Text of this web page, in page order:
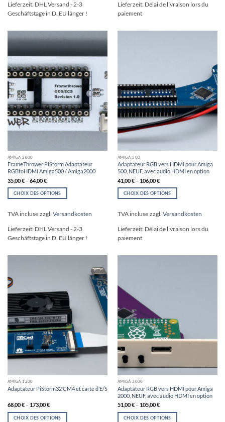
plusieurs
variations.
options
peuvent
choisies
sur
la
page
du
produit
Lieferzeit: DHL Versand - 2-3
Geschäftstage in D, EU länger !
plusieurs
variations.
options
du
produit
Lieferzeit: Délai de livraison lors du
paiement
AMIGA 2000
FrameThrower PiStorm Adaptateur
RGBtoHDMI Amiga500 / Amiga2000
35,00€–64,00€
CHOIX DES OPTIONS
produit
plusieurs
variations.
options
choisies
sur
la
page
du
produit
TVA incluse zzgl. Versandkosten
Lieferzeit: DHL Versand - 2-3
Geschäftstage in D, EU länger !
AMIGA 500
Adaptateur RGB vers HDMI pour Amiga
500, NEUF, avec audio HDMI en option
41,00€– 106,00€
CHOIX DES OPTIONS
produit
plusieurs
variations.
options
sur
produit
TVA incluse zzgl. Versandkosten
Lieferzeit: Délai de livraison lors du
paiement
AMIGA 1200
Adaptateur PiStorm32 CM4 et carte d’E/S
68,00€– 173,00€
CHOIX DES OPTIONS
AMIGA 2000
Adaptateur RGB vers HDMI pour Amiga
2000, NEUF, avec audio HDMI en option
51,00€– 105,00€
CHOIX DES OPTIONS